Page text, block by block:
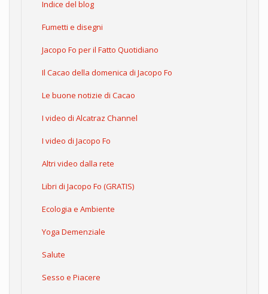
Indice del blog
Fumetti e disegni
Jacopo Fo per il Fatto Quotidiano
Il Cacao della domenica di Jacopo Fo
Le buone notizie di Cacao
I video di Alcatraz Channel
I video di Jacopo Fo
Altri video dalla rete
Libri di Jacopo Fo (GRATIS)
Ecologia e Ambiente
Yoga Demenziale
Salute
Sesso e Piacere